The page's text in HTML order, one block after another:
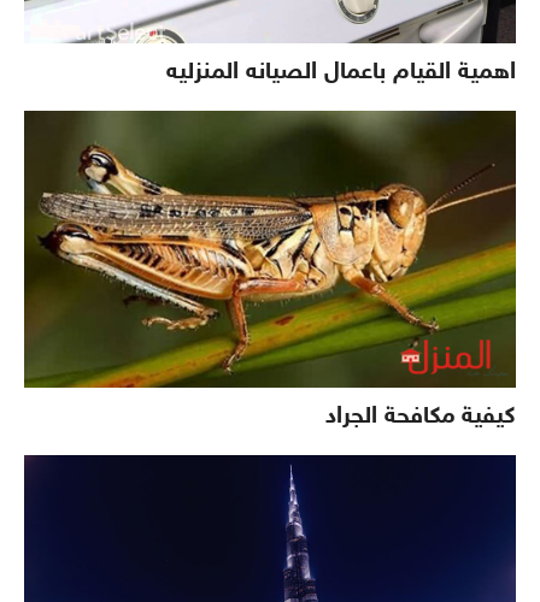
اهمية القيام باعمال الصيانه المنزليه
كيفية مكافحة الجراد